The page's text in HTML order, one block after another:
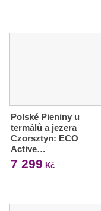
Polské Pieniny u
termálů a jezera
Czorsztyn: ECO
Active…
7 299 Kč